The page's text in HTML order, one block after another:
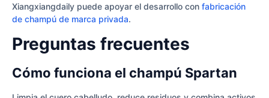
Xiangxiangdaily puede apoyar el desarrollo con fabricación
de champú de marca privada.
Preguntas frecuentes
Cómo funciona el champú Spartan